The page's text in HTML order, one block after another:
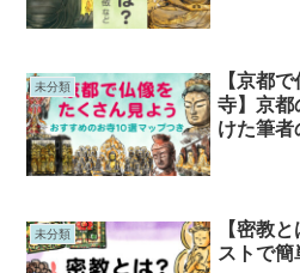
未分類
【京都
寺】京都
けた筆者
未分類
【密教
ストで簡